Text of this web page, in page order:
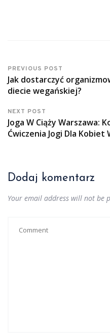
PREVIOUS POST
Jak dostarczyć
diecie wegańskiej?
NEXT POST
Joga W Ciąży Warszawa:
Ćwiczenia Jogi Dla Kobiet
Dodaj komentarz
Your email address will not be